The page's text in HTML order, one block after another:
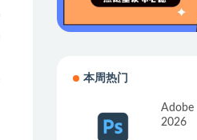
本周热门
Adobe
2026